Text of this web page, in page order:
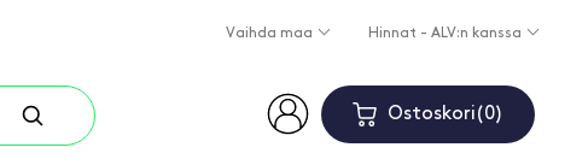
Vaihda maa Hinnat - ALV:n kanssa
Ostoskori 0